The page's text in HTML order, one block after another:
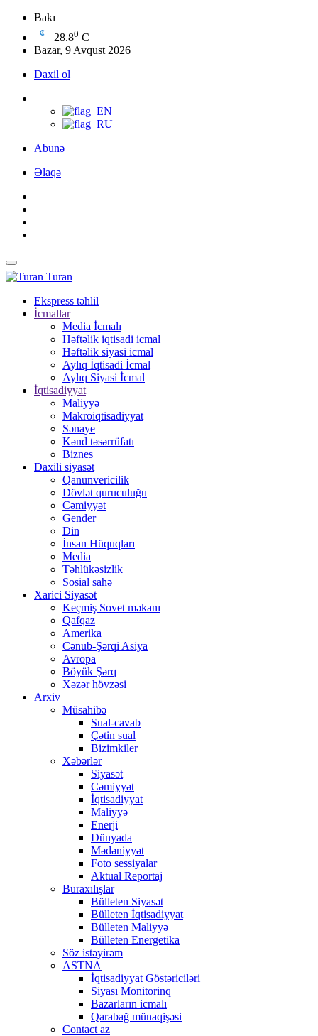
Bakı
28.80 C
Bazar, 9 Avqust 2026
Daxil ol
Abunə
Əlaqə
Turan
Ekspress təhlil
İcmallar
Media İcmalı
Həftəlik iqtisadi icmal
Həftəlik siyasi icmal
Aylıq İqtisadi İcmal
Aylıq Siyasi İcmal
İqtisadiyyat
Maliyyə
Makroiqtisadiyyat
Sənaye
Kənd təsərrüfatı
Biznes
Daxili siyasət
Qanunvericilik
Dövlət quruculuğu
Cəmiyyət
Gender
Din
İnsan Hüquqları
Media
Təhlükəsizlik
Sosial sahə
Xarici Siyasət
Keçmiş Sovet məkanı
Qafqaz
Amerika
Cənub-Şərqi Asiya
Avropa
Böyük Şərq
Xəzər hövzəsi
Arxiv
Müsahibə
Sual-cavab
Çətin sual
Bizimkiler
Xəbərlər
Siyasət
Cəmiyyət
İqtisadiyyat
Maliyyə
Enerji
Dünyada
Mədəniyyət
Foto sessiyalar
Aktual Reportaj
Buraxılışlar
Bülleten Siyasət
Bülleten İqtisadiyyat
Bülleten Maliyyə
Bülleten Energetika
Söz istəyirəm
ASTNA
İqtisadiyyat Göstəriciləri
Siyası Monitorinq
Bazarların icmalı
Qarabağ münaqişəsi
Contact az